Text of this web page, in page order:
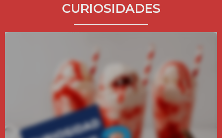
CURIOSIDADES